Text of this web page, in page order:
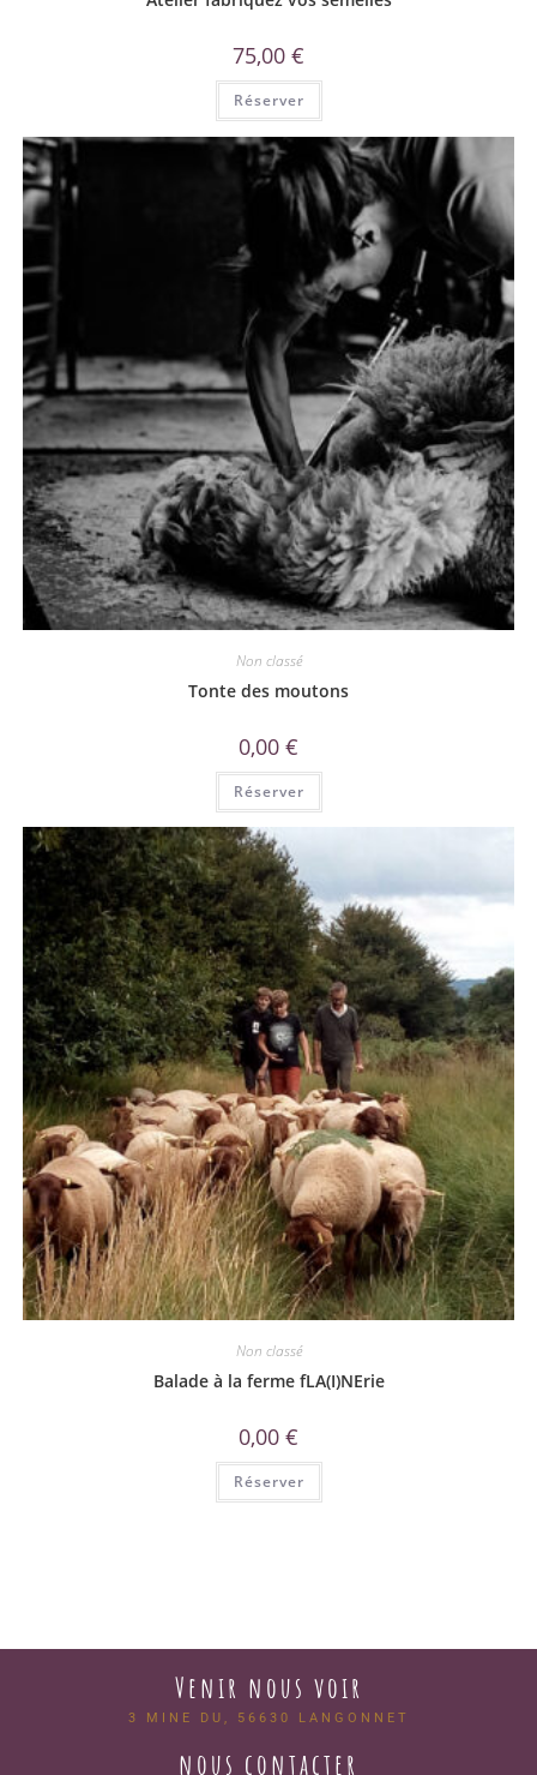
75,00 €
Réserver
Non classé
Tonte des moutons
0,00 €
Réserver
Non classé
Balade à la ferme fLA(I)NErie
0,00 €
Réserver
Venir nous voir
3 MINE DU, 56630 LANGONNET
nous contacter